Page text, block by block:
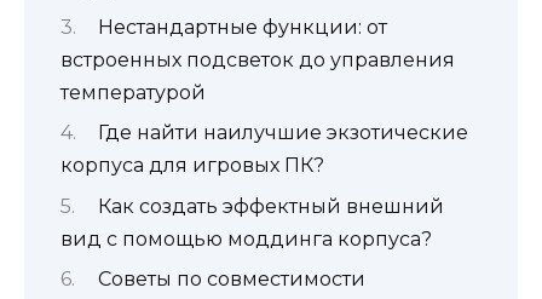
Нестандартные функции: от
встроенных подсветок до управления
температурой
Где найти наилучшие экзотические
корпуса для игровых ПК?
Как создать эффектный внешний
вид с помощью моддинга корпуса?
Советы по совместимости